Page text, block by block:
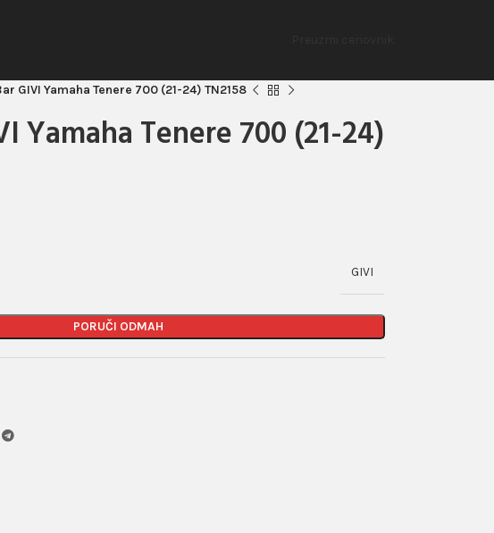
GIVI Yamaha Tenere 700 (21-24) TN2158
Yamaha Tenere 700 (21-24)
GIVI
PORUČI ODMAH